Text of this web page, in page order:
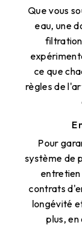
Que vous
eau, une
ce que
règles de
Pour
système de
entretien
contrats
longévité
plus,